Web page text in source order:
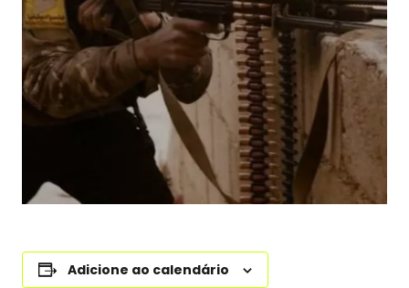
Adicione ao calendário